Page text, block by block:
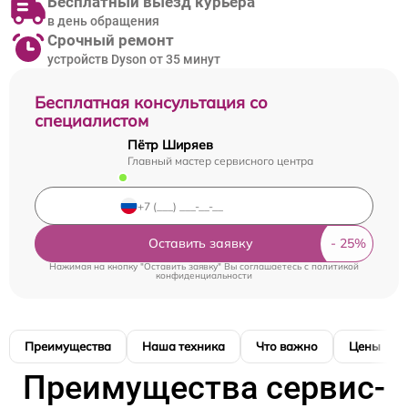
Бесплатная консультация со
специалистом
Пётр Ширяев
Главный мастер сервисного центра
Оставить заявку
Нажимая на кнопку "Оставить заявку" Вы соглашаетесь cполитикой
конфиденциальности
в день обращения
Срочный ремонт
устройств Dyson от 35 минут
Преимущества Наша техника Что важно Цены
Преимущества сервис-